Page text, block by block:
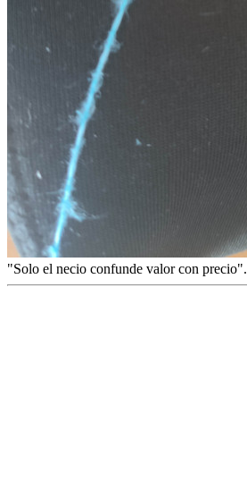
"Solo el necio confunde valor con precio".